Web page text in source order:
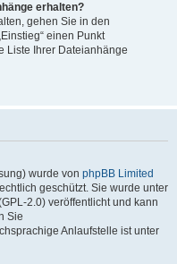
erhalten?
gehen Sie in den
einen Punkt
Liste Ihrer Dateianhänge
wurde von phpBB Limited
geschützt. Sie wurde unter
2.0) veröffentlicht und kann
Sie
Anlaufstelle ist unter